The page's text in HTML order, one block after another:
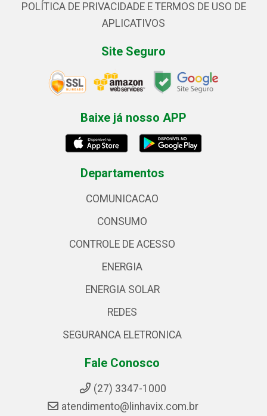
POLÍTICA DE PRIVACIDADE E TERMOS DE USO DE
APLICATIVOS
Site Seguro
Baixe já nosso APP
Departamentos
COMUNICACAO
CONSUMO
CONTROLE DE ACESSO
ENERGIA
ENERGIA SOLAR
REDES
SEGURANCA ELETRONICA
Fale Conosco
(27) 3347-1000
atendimento@linhavix.com.br